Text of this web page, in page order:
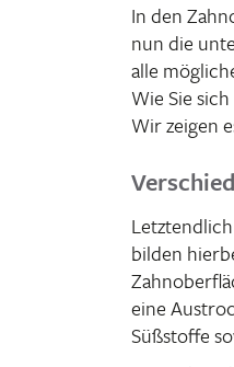
In den
nun die
alle
Wie Sie
Wir zeigen
bilden
eine
Süßstoffe